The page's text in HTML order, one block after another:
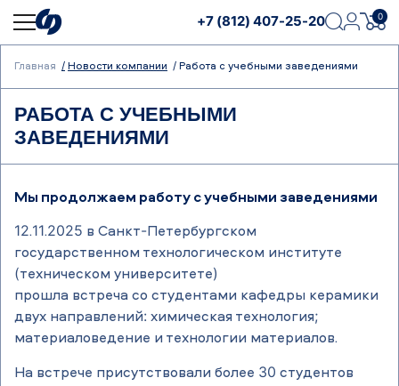
+7 (812) 407-25-20 0
Главная Новости компании Работа с учебными заведениями
РАБОТА С УЧЕБНЫМИ
ЗАВЕДЕНИЯМИ
Мы продолжаем работу с учебными заведениями
12.11.2025 в Санкт-Петербургском
государственном технологическом институте
(техническом университете)
прошла встреча со студентами кафедры керамики
двух направлений: химическая технология;
материаловедение и технологии материалов.
На встрече присутствовали более 30 студентов